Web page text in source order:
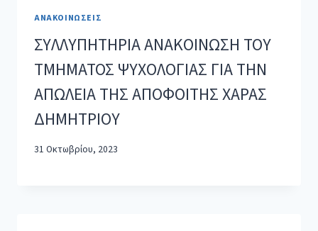
ΑΝΑΚΟΙΝΏΣΕΙΣ
ΣΥΛΛΥΠΗΤΗΡΙΑ ΑΝΑΚΟΙΝΩΣΗ ΤΟΥ
ΤΜΗΜΑΤΟΣ ΨΥΧΟΛΟΓΙΑΣ ΓΙΑ ΤΗΝ
ΑΠΩΛΕΙΑ ΤΗΣ ΑΠΟΦΟΙΤΗΣ ΧΑΡΑΣ
ΔΗΜΗΤΡΙΟΥ
31 Οκτωβρίου, 2023